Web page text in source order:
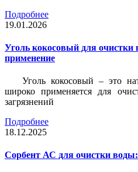
Подробнее
19.01.2026
Уголь кокосовый для очистки
применение
Уголь кокосовый – это
широко применяется для
загрязнений
Подробнее
18.12.2025
Сорбент АС для очистки воды: